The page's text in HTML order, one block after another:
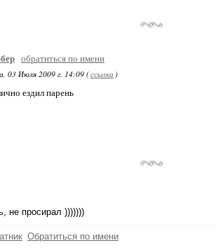
обратиться по имени
03 Июля 2009 г. 14:09 (ссылка )
ездил парень
не просирал )))))))
Обратиться по имени